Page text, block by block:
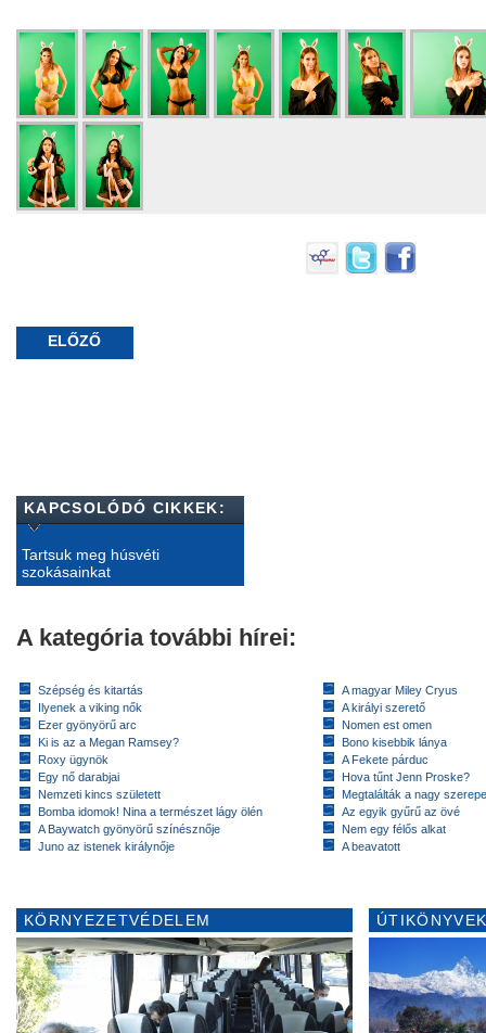
ELŐZŐ
KAPCSOLÓDÓ CIKKEK:
Tartsuk meg húsvéti
szokásainkat
A kategória további hírei:
Szépség és kitartás
Ilyenek a viking nők
Ezer gyönyörű arc
Ki is az a Megan Ramsey?
Roxy ügynök
Egy nő darabjai
Nemzeti kincs született
Bomba idomok! Nina a természet lágy ölén
A Baywatch gyönyörű színésznője
Juno az istenek királynője
A magyar Miley Cryus
A királyi szerető
Nomen est omen
Bono kisebbik lánya
A Fekete párduc
Hova tűnt Jenn Proske?
Megtalálták a nagy
Az egyik gyűrű az övé
Nem egy félős alkat
A beavatott
KÖRNYEZETVÉDELEM